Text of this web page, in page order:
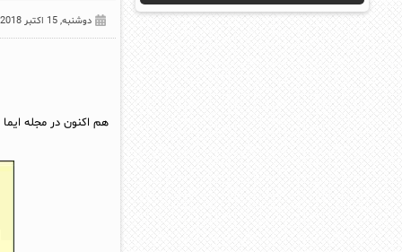
دوشنبه, 15 اکتبر 2018
هم اکنون در مجله